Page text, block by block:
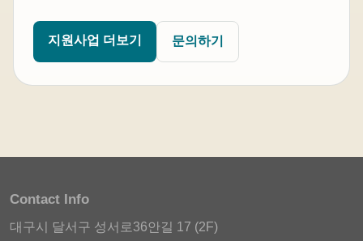
지원사업 더보기 문의하기
Contact Info
대구시 달서구 성서로36안길 17 (2F)